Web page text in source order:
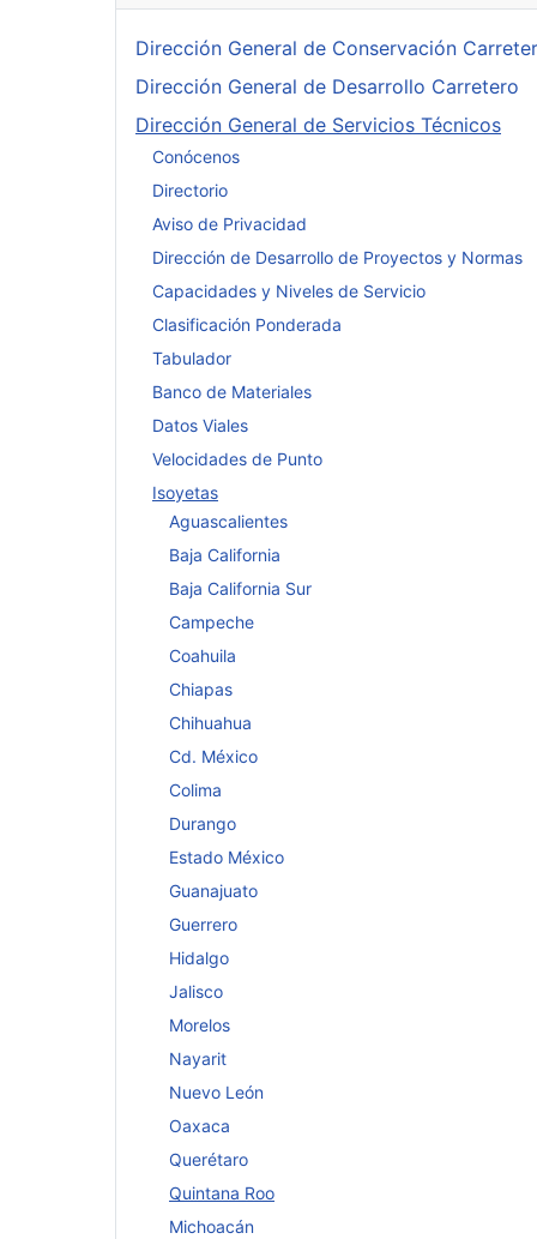
Dirección General de Conservación
Dirección General de Desarrollo Carretero
Dirección General de Servicios Técnicos
Conócenos
Directorio
Aviso de Privacidad
Dirección de Desarrollo de Proyectos y Normas
Capacidades y Niveles de Servicio
Clasificación Ponderada
Tabulador
Banco de Materiales
Datos Viales
Velocidades de Punto
Isoyetas
Aguascalientes
Baja California
Baja California Sur
Campeche
Coahuila
Chiapas
Chihuahua
Cd. México
Colima
Durango
Estado México
Guanajuato
Guerrero
Hidalgo
Jalisco
Morelos
Nayarit
Nuevo León
Oaxaca
Querétaro
Quintana Roo
Michoacán